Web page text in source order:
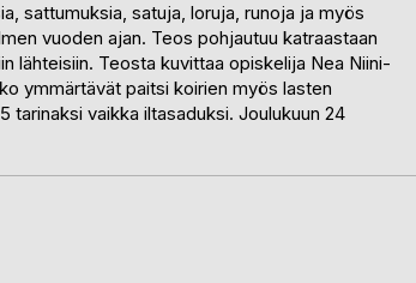
sattumuksia, satuja, loruja, runoja ja myös
vuoden ajan. Teos pohjautuu katraastaan
lähteisiin. Teosta kuvittaa opiskelija Nea Niini-
ymmärtävät paitsi koirien myös lasten
vaikka iltasaduksi. Joulukuun 24